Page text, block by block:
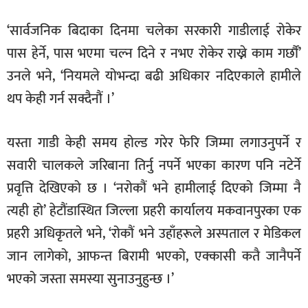
‘सार्वजनिक बिदाका दिनमा चलेका सरकारी गाडीलाई रोकेर
पास हेर्ने, पास भएमा चल्न दिने र नभए रोकेर राख्ने काम गर्छौं’
उनले भने, ‘नियमले योभन्दा बढी अधिकार नदिएकाले हामीले
थप केही गर्न सक्दैनौं ।’
यस्ता गाडी केही समय होल्ड गरेर फेरि जिम्मा लगाउनुपर्ने र
सवारी चालकले जरिबाना तिर्नु नपर्ने भएका कारण पनि नटेर्ने
प्रवृत्ति देखिएको छ । ‘नरोकौं भने हामीलाई दिएको जिम्मा नै
त्यही हो’ हेटौंडास्थित जिल्ला प्रहरी कार्यालय मकवानपुरका एक
प्रहरी अधिकृतले भने, ‘रोकौं भने उहाँहरूले अस्पताल र मेडिकल
जान लागेको, आफन्त बिरामी भएको, एक्कासी कतै जानैपर्ने
भएको जस्ता समस्या सुनाउनुहुन्छ ।’